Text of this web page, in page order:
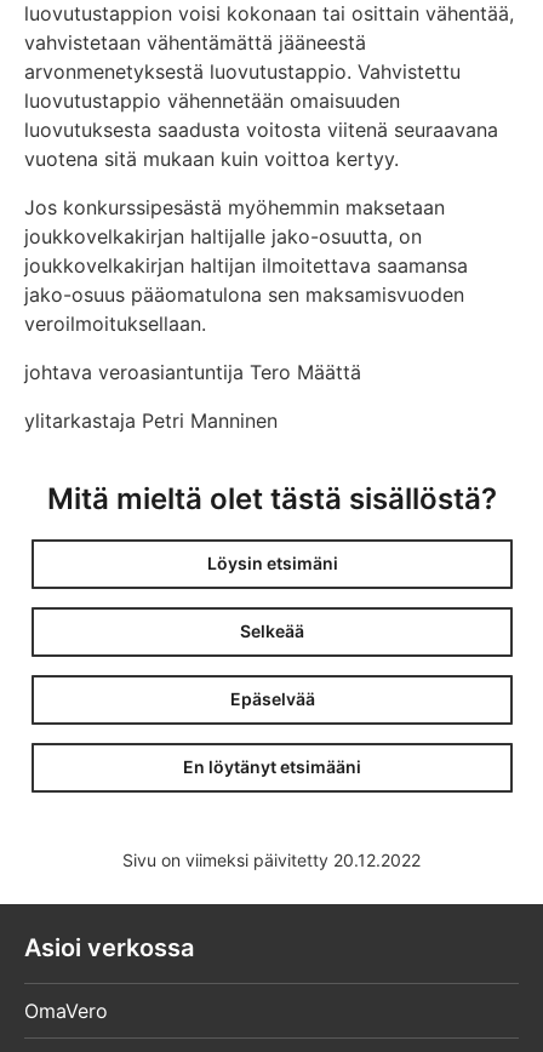
luovutustappion voisi kokonaan tai osittain vähentää,
vahvistetaan vähentämättä jääneestä
arvonmenetyksestä luovutustappio. Vahvistettu
luovutustappio vähennetään omaisuuden
luovutuksesta saadusta voitosta viitenä seuraavana
vuotena sitä mukaan kuin voittoa kertyy.
Jos konkurssipesästä myöhemmin maksetaan
joukkovelkakirjan haltijalle jako-osuutta, on
joukkovelkakirjan haltijan ilmoitettava saamansa
jako-osuus pääomatulona sen maksamisvuoden
veroilmoituksellaan.
johtava veroasiantuntija Tero Määttä
ylitarkastaja Petri Manninen
Mitä mieltä olet tästä sisällöstä?
Löysin etsimäni
Selkeää
Epäselvää
En löytänyt etsimääni
Sivu on viimeksi päivitetty 20.12.2022
Asioi verkossa
OmaVero